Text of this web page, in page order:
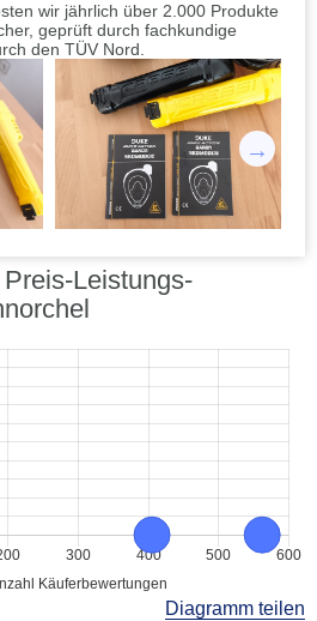
wir jährlich über 2.000 Produkte
geprüft durch fachkundige
den TÜV Nord.
Leistungs-
Diagramm teilen